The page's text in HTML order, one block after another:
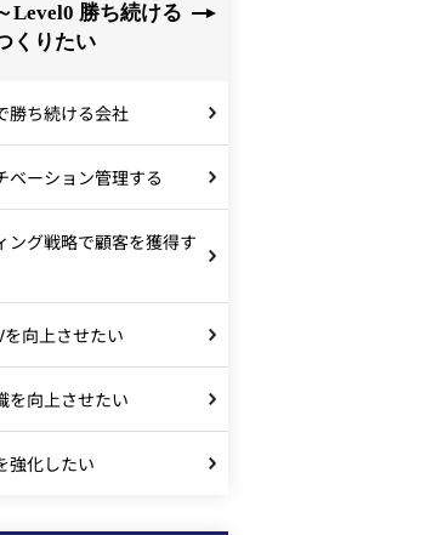
Level0 勝ち続ける
くりたい
勝ち続ける会社
ベーション管理する
ング戦略で顧客を獲得す
向上させたい
を向上させたい
強化したい